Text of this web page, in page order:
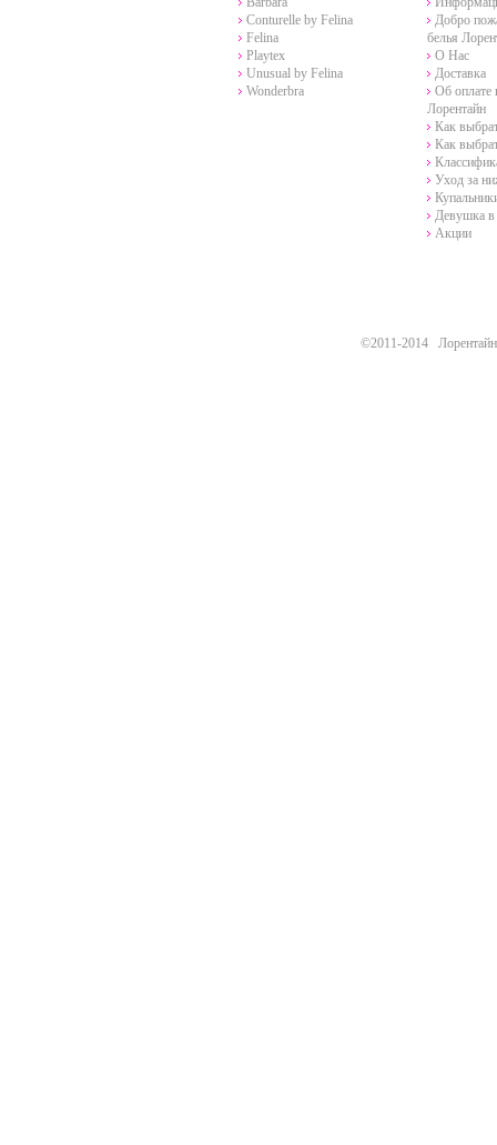
Conturelle by Felina
Felina
Playtex
Unusual by Felina
Wonderbra
Добро
белья
О Нас
Доставка
Об оплате
Лорентайн
Как
Как
Уход за
Девушка в
Акции
©2011-2014